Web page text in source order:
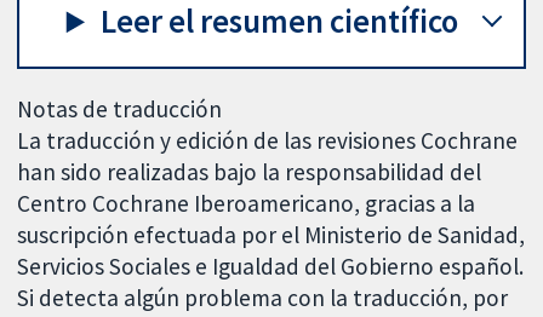
Leer el resumen científico
Notas de traducción
La traducción y edición de las revisiones Cochrane
han sido realizadas bajo la responsabilidad del
Centro Cochrane Iberoamericano, gracias a la
suscripción efectuada por el Ministerio de Sanidad,
Servicios Sociales e Igualdad del Gobierno español.
Si detecta algún problema con la traducción, por